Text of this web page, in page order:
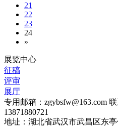
21
22
23
24
»
展览中心
征稿
评审
展厅
专用邮箱：zgybsfw@163.com 联
13871880721
地址：湖北省武汉市武昌区东